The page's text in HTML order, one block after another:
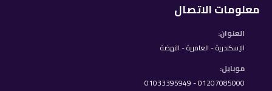
معلومات الاتصال
العنوان:
الإسكندرية - العامرية - النهضة
موبايل:
01207085000 - 01033395949